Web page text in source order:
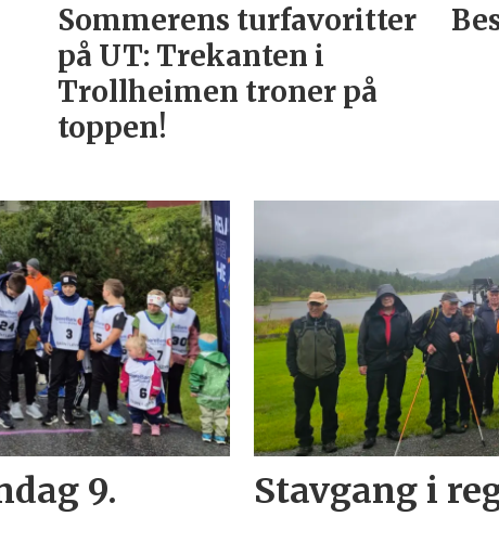
Sommerens turfavoritter
på UT: Trekanten i
Trollheimen troner på
toppen!
9.
Stavgang i